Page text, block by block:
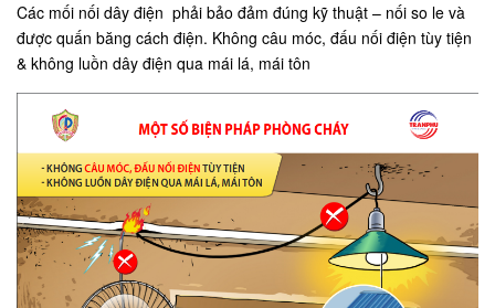
Các mối nối dây điện phải bảo đảm đúng kỹ thuật – nối so le và
được quấn băng cách điện. Không câu móc, đấu nối điện tùy tiện
& không luồn dây điện qua mái lá, mái tôn